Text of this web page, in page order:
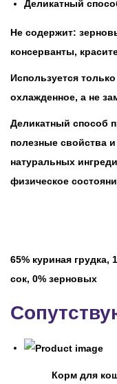
Деликатный
Не содержит:
консерванты,
Используется
охлажденное, а не
Деликатный способ
полезные свойства
натуральных
физическое
65% куриная
сок, 0% зерновых
Корм для